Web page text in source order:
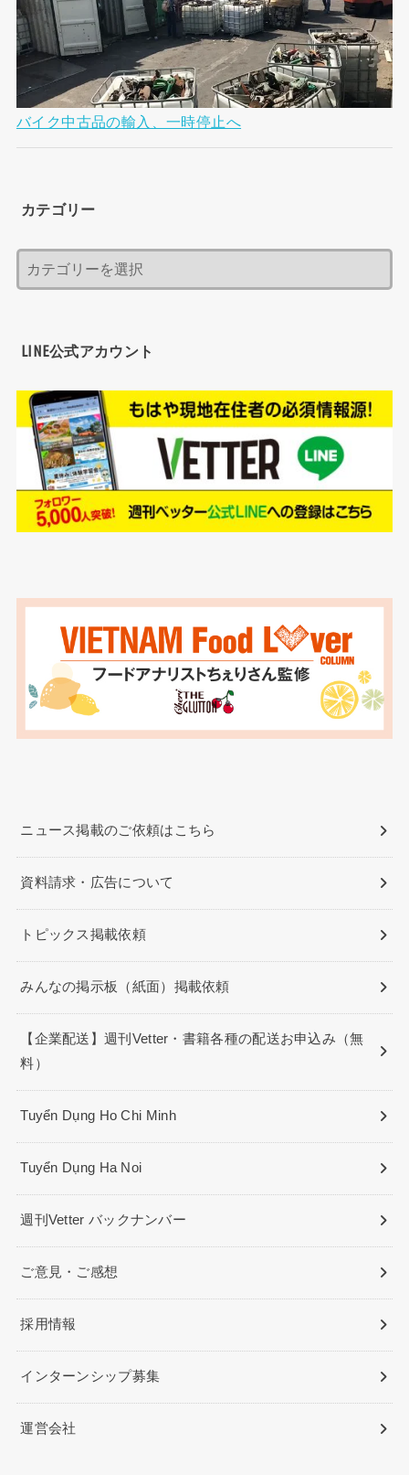
バイク中古品の輸入、一時停止へ
カテゴリー
LINE公式アカウント
ニュース掲載のご依頼はこちら
資料請求・広告について
トピックス掲載依頼
みんなの掲示板（紙面）掲載依頼
【企業配送】週刊Vetter・書籍各種の配送お申込み（無
料）
Tuyển Dụng Ho Chi Minh
Tuyển Dụng Ha Noi
週刊Vetter バックナンバー
ご意見・ご感想
採用情報
インターンシップ募集
運営会社